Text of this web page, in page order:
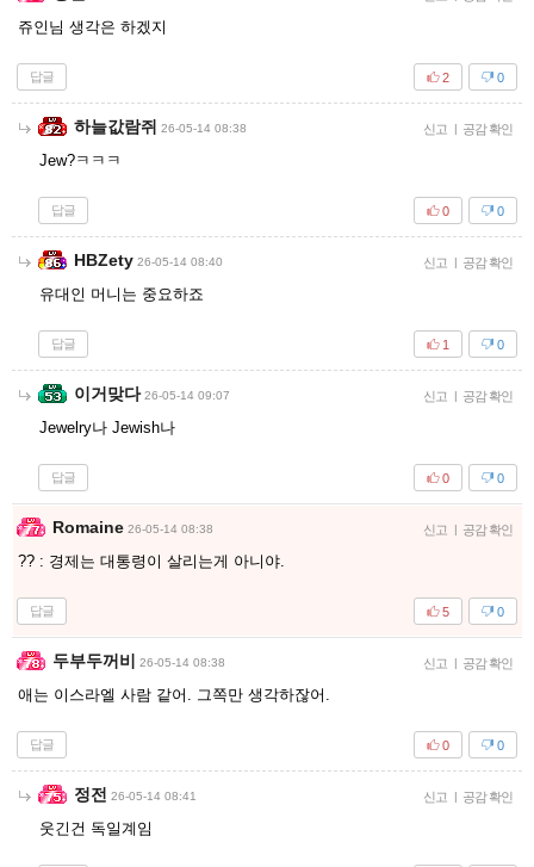
쥬인님 생각은 하겠지
답글 0
2
하늘값람쥐 26-05-14 08:38 신고 | 공감 확인
Jew?ㅋㅋㅋ
답글 0
0
HBZety 26-05-14 08:40 신고 | 공감 확인
유대인 머니는 중요하죠
답글 0
1
이거맞다 26-05-14 09:07 신고 | 공감 확인
Jewelry나 Jewish나
답글 0
0
Romaine 26-05-14 08:38 신고 | 공감 확인
?? : 경제는 대통령이 살리는게 아니야.
답글 0
5
두부두꺼비 26-05-14 08:38 신고 | 공감 확인
애는 이스라엘 사람 같어. 그쪽만 생각하잖어.
답글 0
0
정전 26-05-14 08:41 신고 | 공감 확인
웃긴건 독일계임